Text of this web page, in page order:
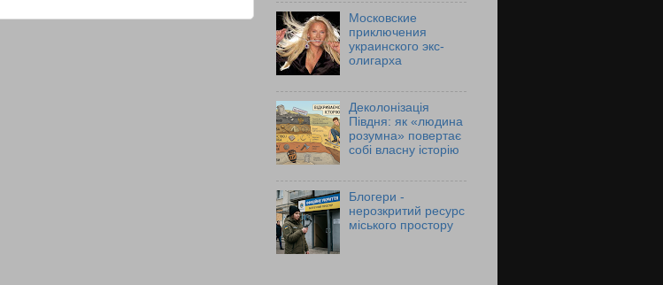
Московские
приключения
украинского экс-
олигарха
Деколонізація
Півдня: як «людина
розумна» повертає
собі власну історію
Блогери -
нерозкритий ресурс
міського простору